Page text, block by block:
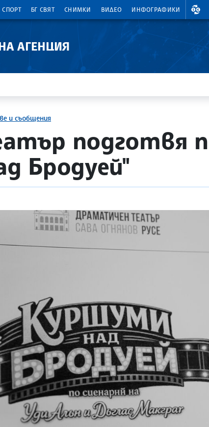
СПОРТ БГ СВЯТ СНИМКИ ВИДЕО ИНФОГРАФИКИ
АГЕНЦИЯ
и съобщения
подготвя
Бродуей"